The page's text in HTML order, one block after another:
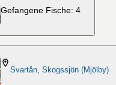
Gefangene Fische: 4
Svartån, Skogssjön (Mjölby)